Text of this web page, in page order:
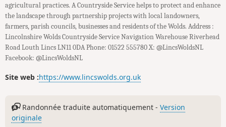
agricultural practices. A Countryside Service helps to protect and enhance
the landscape through partnership projects with local landowners,
farmers, parish councils, businesses and residents of the Wolds. Address :
Lincolnshire Wolds Countryside Service Navigation Warehouse Riverhead
Road Louth Lincs LN11 0DA Phone: 01522 555780 X: @LincsWoldsNL
Facebook: @LincsWoldsNL
Site web :https://www.lincswolds.org.uk
Randonnée traduite automatiquement -Version
originale